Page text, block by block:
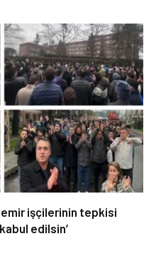
işçilerinin tepkisi
edilsin’